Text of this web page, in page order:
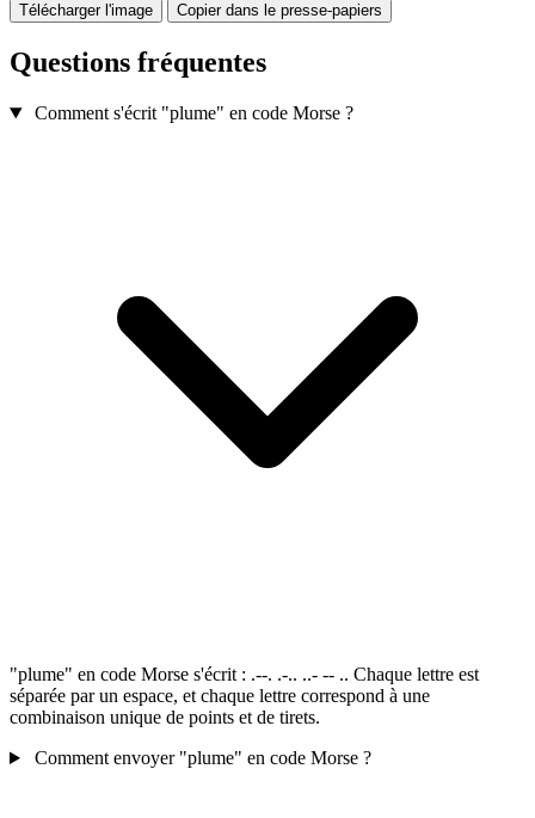
Télécharger l'image Copier dans le presse-papiers
Questions fréquentes
Comment s'écrit "plume" en code Morse ?
"plume" en code Morse s'écrit : .--. .-.. ..- -- .. Chaque lettre est
séparée par un espace, et chaque lettre correspond à une
combinaison unique de points et de tirets.
Comment envoyer "plume" en code Morse ?